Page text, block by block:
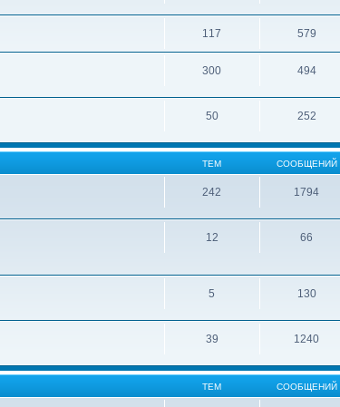
117 579
300 494
50 252
ТЕМ СООБЩЕНИЙ
242 1794
12 66
5 130
39 1240
ТЕМ СООБЩЕНИЙ